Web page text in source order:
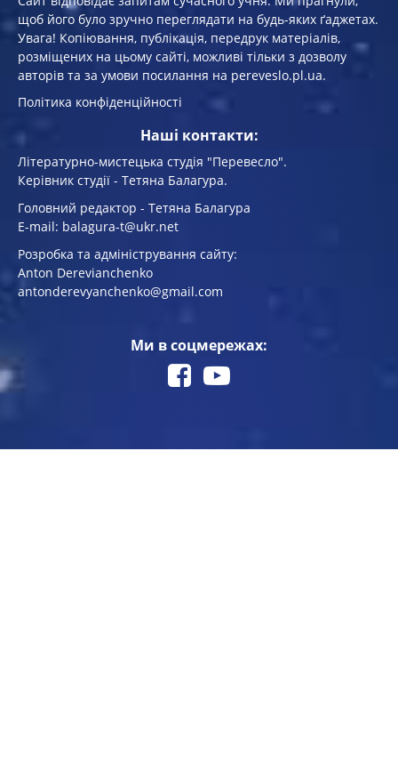
щоб його було зручно переглядати на будь-яких ґаджетах.
Увага! Копiювання, публiкацiя, передрук матеріалів,
розміщених на цьому сайті, можливі тільки з дозволу
авторів та за умови посилання на pereveslo.pl.ua.
Політика конфіденційності
Наші контакти:
Літературно-мистецька студія "Перевесло".
Керівник студії - Тетяна Балагура.
Головний редактор - Тетяна Балагура
E-mail: balagura-t@ukr.net
Розробка та адміністрування сайту:
Anton Derevianchenko
antonderevyanchenko@gmail.com
Ми в соцмережах: